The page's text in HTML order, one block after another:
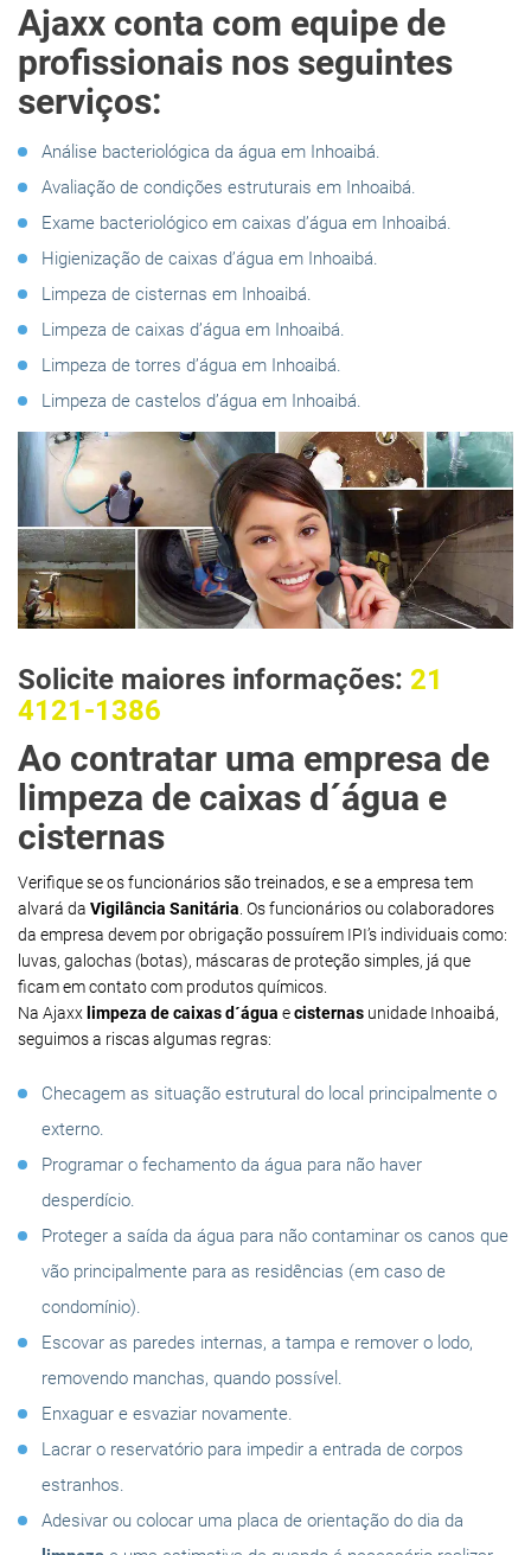
Ajaxx conta com equipe de
profissionais nos seguintes
serviços:
Análise bacteriológica da água em Inhoaibá.
Avaliação de condições estruturais em Inhoaibá.
Exame bacteriológico em caixas d’água em Inhoaibá.
Higienização de caixas d’água em Inhoaibá.
Limpeza de cisternas em Inhoaibá.
Limpeza de caixas d’água em Inhoaibá.
Limpeza de torres d’água em Inhoaibá.
Limpeza de castelos d’água em Inhoaibá.
Solicite maiores informações: 21
4121-1386
Ao contratar uma empresa de
limpeza de caixas d´água e
cisternas
Verifique se os funcionários são treinados, e se a empresa tem
alvará da Vigilância Sanitária . Os funcionários ou colaboradores
da empresa devem por obrigação possuírem IPI’s individuais como:
luvas, galochas (botas), máscaras de proteção simples, já que
ficam em contato com produtos químicos.
Na Ajaxx limpeza de caixas d´água ecisternas unidade Inhoaibá,
seguimos a riscas algumas regras:
Checagem as situação estrutural do local principalmente o
externo.
Programar o fechamento da água para não haver
desperdício.
Proteger a saída da água para não contaminar os canos que
vão principalmente para as residências (em caso de
condomínio).
Escovar as paredes internas, a tampa e remover o lodo,
removendo manchas, quando possível.
Enxaguar e esvaziar novamente.
Lacrar o reservatório para impedir a entrada de corpos
estranhos.
Adesivar ou colocar uma placa de orientação do dia da